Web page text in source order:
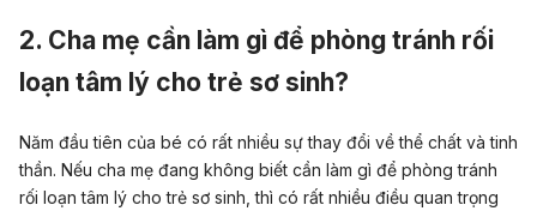
2. Cha mẹ cần làm gì để phòng tránh rối
loạn tâm lý cho trẻ sơ sinh?
Năm đầu tiên của bé có rất nhiều sự thay đổi về thể chất và tinh
thần. Nếu cha mẹ đang không biết cần làm gì để phòng tránh
rối loạn tâm lý cho trẻ sơ sinh, thì có rất nhiều điều quan trọng